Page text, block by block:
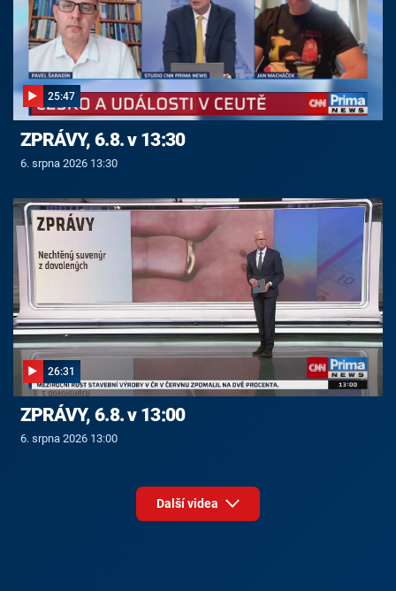
25:47
ZPRÁVY, 6.8. v 13:30
6. srpna 2026 13:30
26:31
ZPRÁVY, 6.8. v 13:00
6. srpna 2026 13:00
Další videa